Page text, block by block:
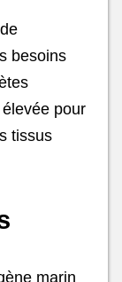
besoins
pour
tissus
marin